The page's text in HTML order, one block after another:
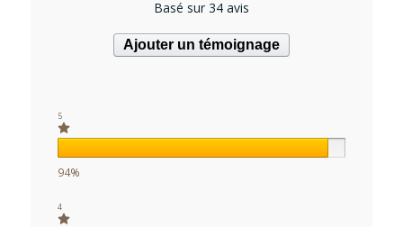
Basé sur 34 avis
Ajouter un témoignage
5
94%
4